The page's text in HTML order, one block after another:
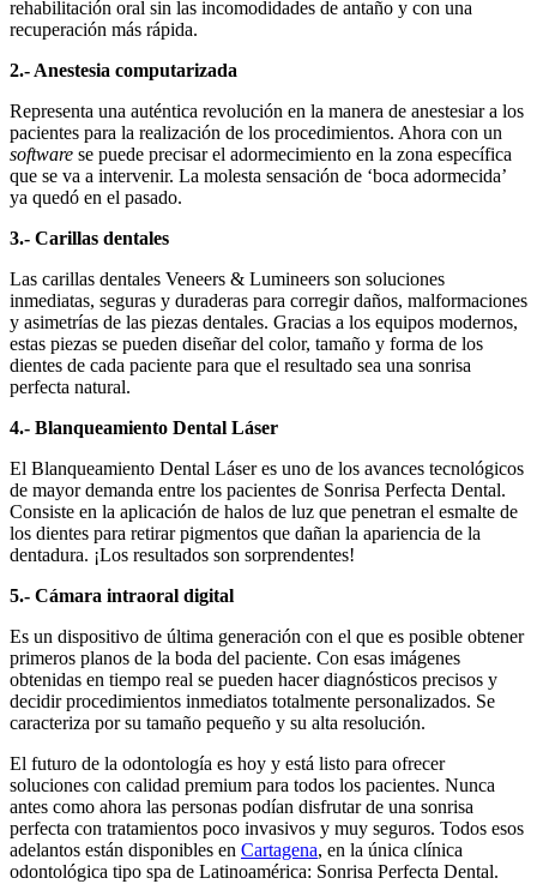
rehabilitación oral sin las incomodidades de antaño y con una
recuperación más rápida.
2.- Anestesia computarizada
Representa una auténtica revolución en la manera de anestesiar a los
pacientes para la realización de los procedimientos. Ahora con un
software se puede precisar el adormecimiento en la zona específica
que se va a intervenir. La molesta sensación de ‘boca adormecida’
ya quedó en el pasado.
3.- Carillas dentales
Las carillas dentales Veneers & Lumineers son soluciones
inmediatas, seguras y duraderas para corregir daños, malformaciones
y asimetrías de las piezas dentales. Gracias a los equipos modernos,
estas piezas se pueden diseñar del color, tamaño y forma de los
dientes de cada paciente para que el resultado sea una sonrisa
perfecta natural.
4.- Blanqueamiento Dental Láser
El Blanqueamiento Dental Láser es uno de los avances tecnológicos
de mayor demanda entre los pacientes de Sonrisa Perfecta Dental.
Consiste en la aplicación de halos de luz que penetran el esmalte de
los dientes para retirar pigmentos que dañan la apariencia de la
dentadura. ¡Los resultados son sorprendentes!
5.- Cámara intraoral digital
Es un dispositivo de última generación con el que es posible obtener
primeros planos de la boda del paciente. Con esas imágenes
obtenidas en tiempo real se pueden hacer diagnósticos precisos y
decidir procedimientos inmediatos totalmente personalizados. Se
caracteriza por su tamaño pequeño y su alta resolución.
El futuro de la odontología es hoy y está listo para ofrecer
soluciones con calidad premium para todos los pacientes. Nunca
antes como ahora las personas podían disfrutar de una sonrisa
perfecta con tratamientos poco invasivos y muy seguros. Todos esos
adelantos están disponibles en Cartagena, en la única clínica
odontológica tipo spa de Latinoamérica: Sonrisa Perfecta Dental.